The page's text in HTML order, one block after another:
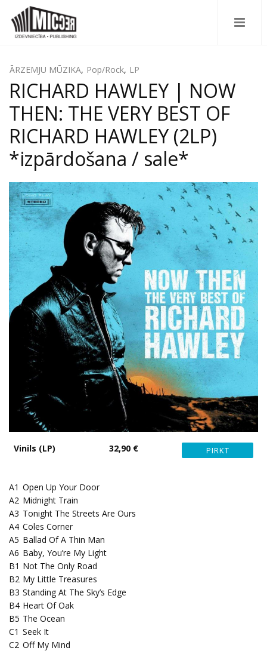
ĀRZEMJU MŪZIKA, Pop/Rock, LP
RICHARD HAWLEY | NOW
THEN: THE VERY BEST OF
RICHARD HAWLEY (2LP)
*izpārdošana / sale*
Vinils (LP) 32,90 €
A1 Open Up Your Door
A2 Midnight Train
A3 Tonight The Streets Are Ours
A4 Coles Corner
A5 Ballad Of A Thin Man
A6 Baby, You’re My Light
B1 Not The Only Road
B2 My Little Treasures
B3 Standing At The Sky’s Edge
B4 Heart Of Oak
B5 The Ocean
C1 Seek It
C2 Off My Mind